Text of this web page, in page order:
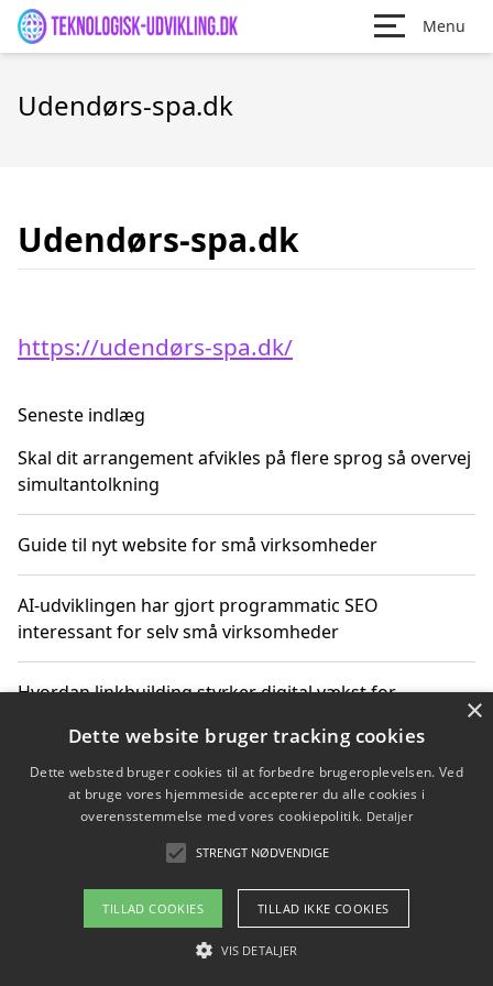
Menu
Udendørs-spa.dk
Udendørs-spa.dk
https://udendørs-spa.dk/
Seneste indlæg
Skal dit arrangement afvikles på flere sprog så overvej
simultantolkning
Guide til nyt website for små virksomheder
AI-udviklingen har gjort programmatic SEO
interessant for selv små virksomheder
Hvordan linkbuilding styrker digital vækst for
Sådan har udviklingen inden for genbrug af elektronik
ændret sig
Copyright 2026 - Pilanto Aps
Om / kontakt
×
Dette website bruger tracking cookies
Dette websted bruger cookies til at forbedre brugeroplevelsen. Ved
at bruge vores hjemmeside accepterer du alle cookies i
overensstemmelse med vores cookiepolitik. Detaljer
STRENGT NØDVENDIGE
TILLAD COOKIES TILLAD IKKE COOKIES
VIS DETALJER